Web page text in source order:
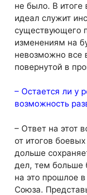
не было. В
идеал служит
существующего
изменениям на
невозможно все
повернутой в
– Остается ли у
возможность
– Ответ на этот
от итогов
дольше
дел, тем больше
на это прошлое
Союза.